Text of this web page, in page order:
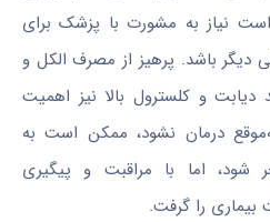
نیاز به مشورت با پزشک برای
دیگر باشد. پرهیز از مصرف الکل و
دیابت و کلسترول بالا نیز اهمیت
درمان نشود، ممکن است به
شود، اما با مراقبت و پیگیری
را گرفت.